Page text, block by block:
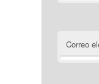
Correo